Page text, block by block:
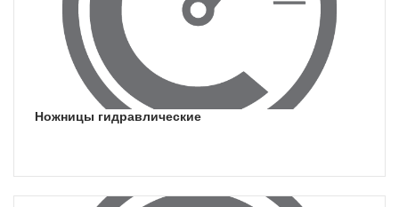
ножницы гидравлические